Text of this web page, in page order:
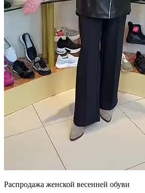
Распродажа женской весенней обуви